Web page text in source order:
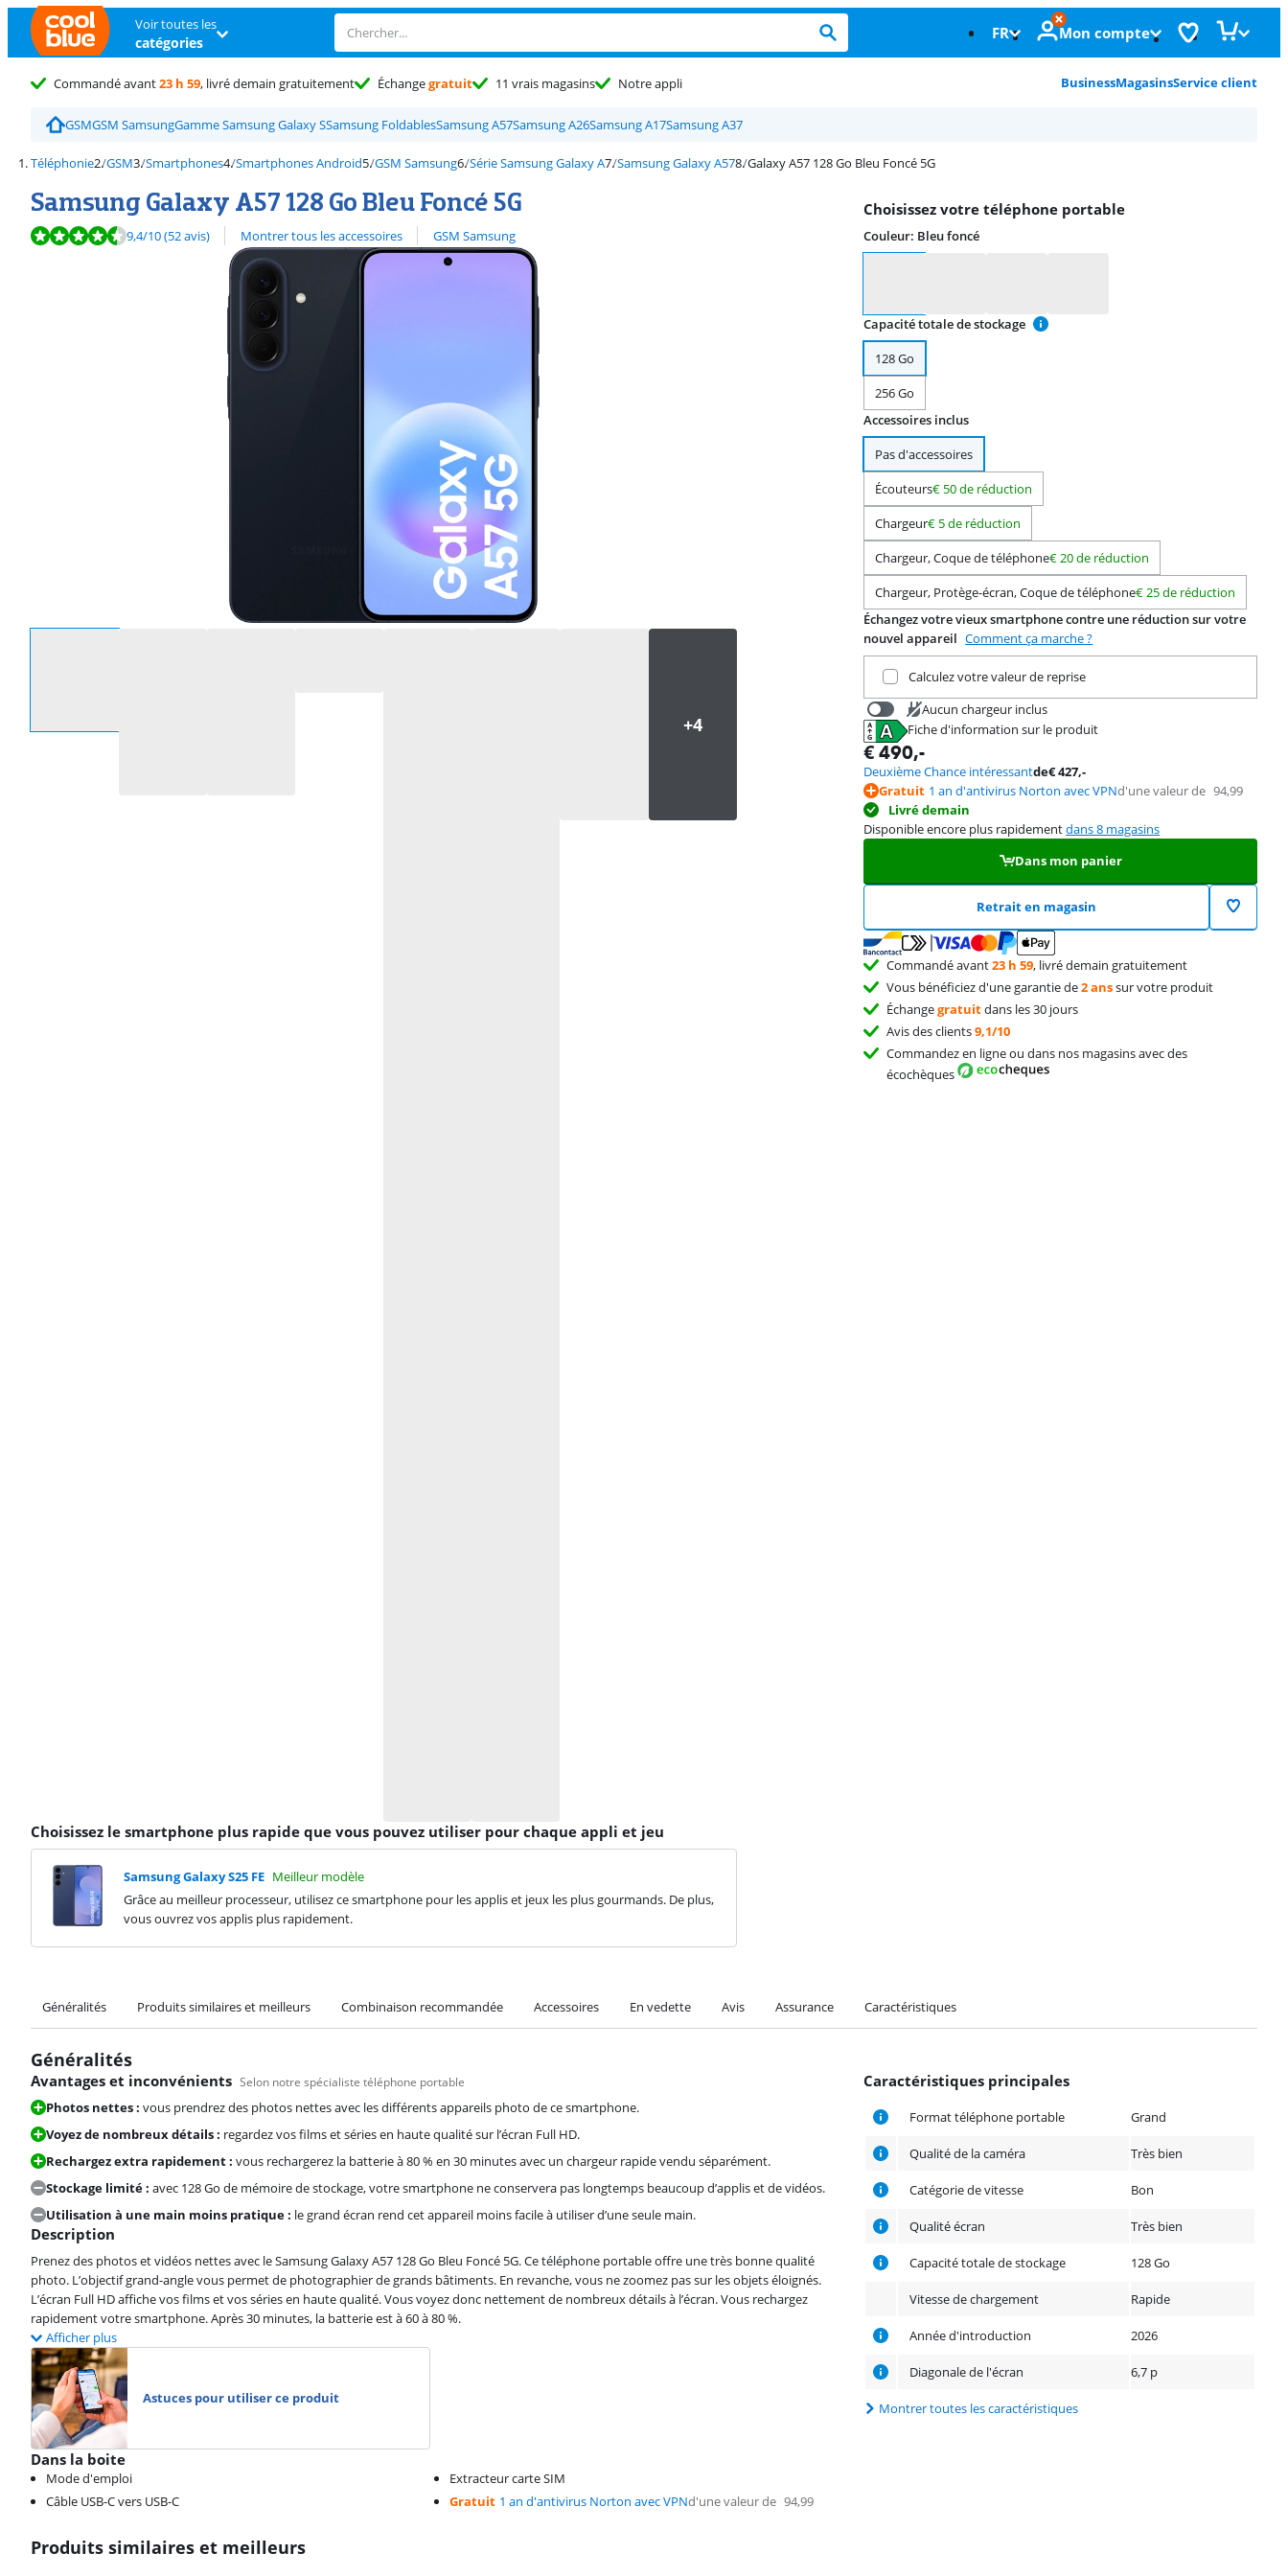
Voir toutes les
catégories FR Mon compte
Commandé avant23 h 59, livré demain gratuitement Échangegratuit 11 vrais magasins Notre appli BusinessMagasinsService client
GSMGSM SamsungGamme Samsung Galaxy SSamsung FoldablesSamsung A57Samsung A26Samsung A17Samsung A37
Téléphonie GSM Smartphones Smartphones Android GSM Samsung Série Samsung Galaxy A Samsung Galaxy A57 Galaxy A57 128 Go Bleu Foncé 5G
Samsung Galaxy A57 128 Go Bleu Foncé 5G
La note est de 9,4 sur 10, basée sur 52 avis.
9,4/10(52 avis) Montrer tous les accessoires
Découvrez l'ensemble des GSM Samsung
Choisissez le smartphone plus rapide que vous pouvez utiliser pour chaque appli et jeu
Samsung Galaxy S25 FE Meilleur modèle
Grâce au meilleur processeur, utilisez ce smartphone pour les applis et jeux les plus gourmands. De plus,
vous ouvrez vos applis plus rapidement.
Choisissez votre téléphone portable
Couleur: Bleu foncé
Capacité totale de stockage
128 Go
256 Go
Accessoires inclus
Pas d'accessoires
Écouteurs€ 50 de réduction
Chargeur€ 5 de réduction
Chargeur, Coque de téléphone€ 20 de réduction
Chargeur, Protège-écran, Coque de téléphone€ 25 de réduction
Échangez votre vieux smartphone contre une réduction sur votre
nouvel appareil Comment ça marche ?
Calculez votre valeur de reprise
Aucun chargeur inclus
€39,99
Fiche d'information sur le produit
s'ouvre dans un nouvel onglet
€490,-
Deuxième Chance intéressantde€427,-
Gratuit 1 an d'antivirus Norton avec VPNd'une valeur de 94,99
Livré demain
Disponible encore plus rapidementdans 8 magasins
Dans mon panier
Retrait en magasin
Commandé avant23 h 59, livré demain gratuitement
Vous bénéficiez d'une garantie de2 anssur votre produit
Échangegratuitdans les 30 jours
Avis des clients9,1/10
Commandez en ligne ou dans nos magasins avec des
écochèques
Généralités Produits similaires et meilleurs Combinaison recommandée Accessoires En vedette Avis Assurance Caractéristiques
Généralités
Caractéristiques principales
Format téléphone portable Grand
Qualité de la caméra Très bien
Catégorie de vitesse Bon
Qualité écran Très bien
Capacité totale de stockage 128 Go
Vitesse de chargement Rapide
Année d'introduction 2026
Diagonale de l'écran 6,7 p
Montrer toutes les caractéristiques
Avantages et inconvénients Selon notre spécialiste téléphone portable
Photos nettes : vous prendrez des photos nettes avec les différents appareils photo de ce smartphone.
Voyez de nombreux détails : regardez vos films et séries en haute qualité sur l’écran Full HD.
Rechargez extra rapidement : vous rechargerez la batterie à 80 % en 30 minutes avec un chargeur rapide vendu séparément.
Stockage limité : avec 128 Go de mémoire de stockage, votre smartphone ne conservera pas longtemps beaucoup d’applis et de vidéos.
Utilisation à une main moins pratique : le grand écran rend cet appareil moins facile à utiliser d’une seule main.
Description
Prenez des photos et vidéos nettes avec le Samsung Galaxy A57 128 Go Bleu Foncé 5G. Ce téléphone portable offre une très bonne qualité
photo. L’objectif grand-angle vous permet de photographier de grands bâtiments. En revanche, vous ne zoomez pas sur les objets éloignés.
L’écran Full HD affiche vos films et vos séries en haute qualité. Vous voyez donc nettement de nombreux détails à l’écran. Vous rechargez
rapidement votre smartphone. Après 30 minutes, la batterie est à 60 à 80 %.
Afficher plus
Astuces pour utiliser ce produit
Dans la boite
Mode d'emploi
Câble USB-C vers USB-C
Extracteur carte SIM
Gratuit 1 an d'antivirus Norton avec VPNd'une valeur de 94,99
Produits similaires et meilleurs